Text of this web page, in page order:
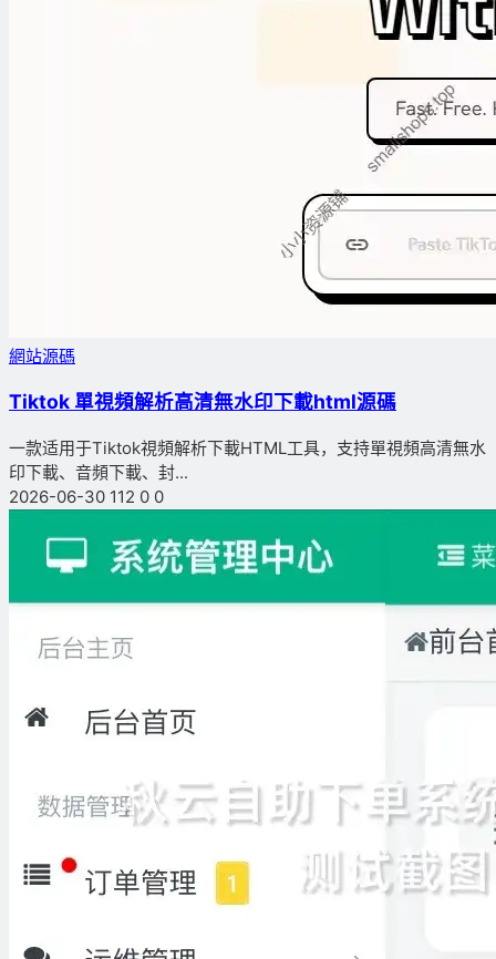
網站源碼
Tiktok 單視頻解析高清無水印下載html源碼
一款适用于Tiktok視頻解析下載HTML工具，支持單視頻高清無水
印下載、音頻下載、封...
2026-06-30 112 0 0